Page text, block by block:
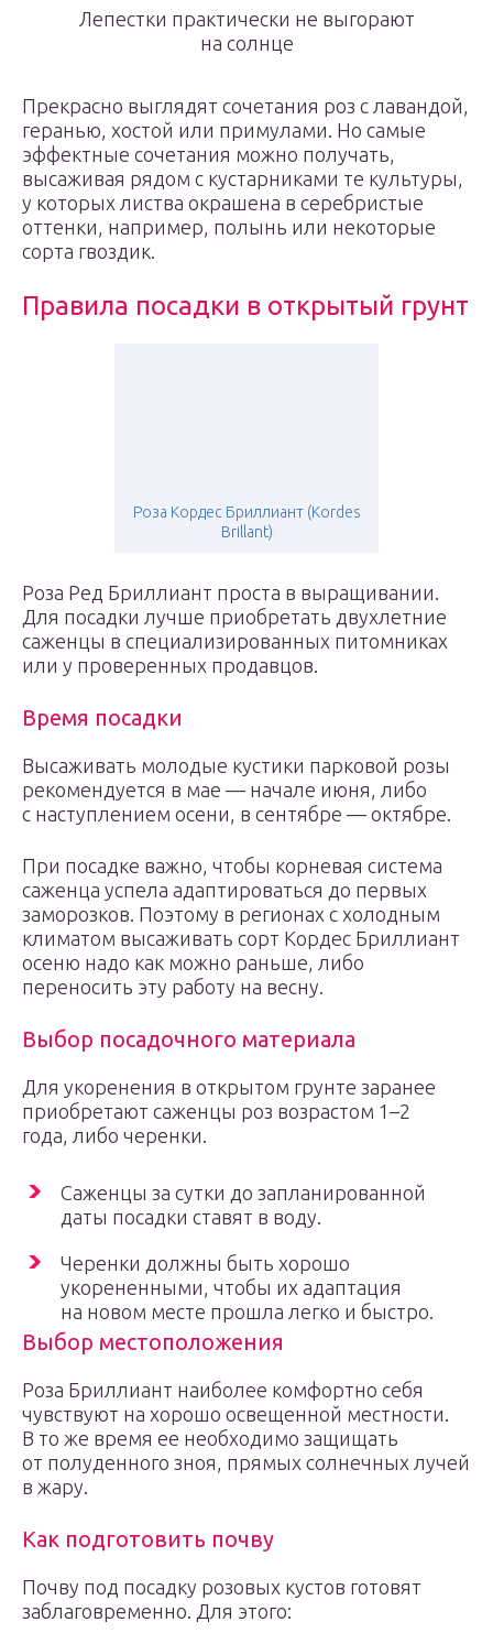
Лепестки практически не выгорают
на солнце
Прекрасно выглядят сочетания роз с лавандой,
геранью, хостой или примулами. Но самые
эффектные сочетания можно получать,
высаживая рядом с кустарниками те культуры,
у которых листва окрашена в серебристые
оттенки, например, полынь или некоторые
сорта гвоздик.
Правила посадки в открытый грунт
Роза Кордес Бриллиант (Kordes
Brillant)
Роза Ред Бриллиант проста в выращивании.
Для посадки лучше приобретать двухлетние
саженцы в специализированных питомниках
или у проверенных продавцов.
Время посадки
Высаживать молодые кустики парковой розы
рекомендуется в мае — начале июня, либо
с наступлением осени, в сентябре — октябре.
При посадке важно, чтобы корневая система
саженца успела адаптироваться до первых
заморозков. Поэтому в регионах с холодным
климатом высаживать сорт Кордес Бриллиант
осеню надо как можно раньше, либо
переносить эту работу на весну.
Выбор посадочного материала
Для укоренения в открытом грунте заранее
приобретают саженцы роз возрастом 1–2
года, либо черенки.
Саженцы за сутки до запланированной
даты посадки ставят в воду.
Черенки должны быть хорошо
укорененными, чтобы их адаптация
на новом месте прошла легко и быстро.
Выбор местоположения
Роза Бриллиант наиболее комфортно себя
чувствуют на хорошо освещенной местности.
В то же время ее необходимо защищать
от полуденного зноя, прямых солнечных лучей
в жару.
Как подготовить почву
Почву под посадку розовых кустов готовят
заблаговременно. Для этого: